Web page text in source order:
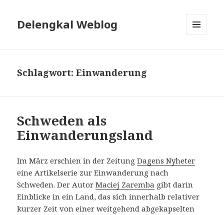
Delengkal Weblog
Schlagwort:Einwanderung
Schweden als
Einwanderungsland
Im März erschien in der ZeitungDagens Nyheter
eine Artikelserie zur Einwanderung nach
Schweden. Der AutorMaciej Zaremba gibt darin
Einblicke in ein Land, das sich innerhalb relativer
kurzer Zeit von einer weitgehend abgekapselten